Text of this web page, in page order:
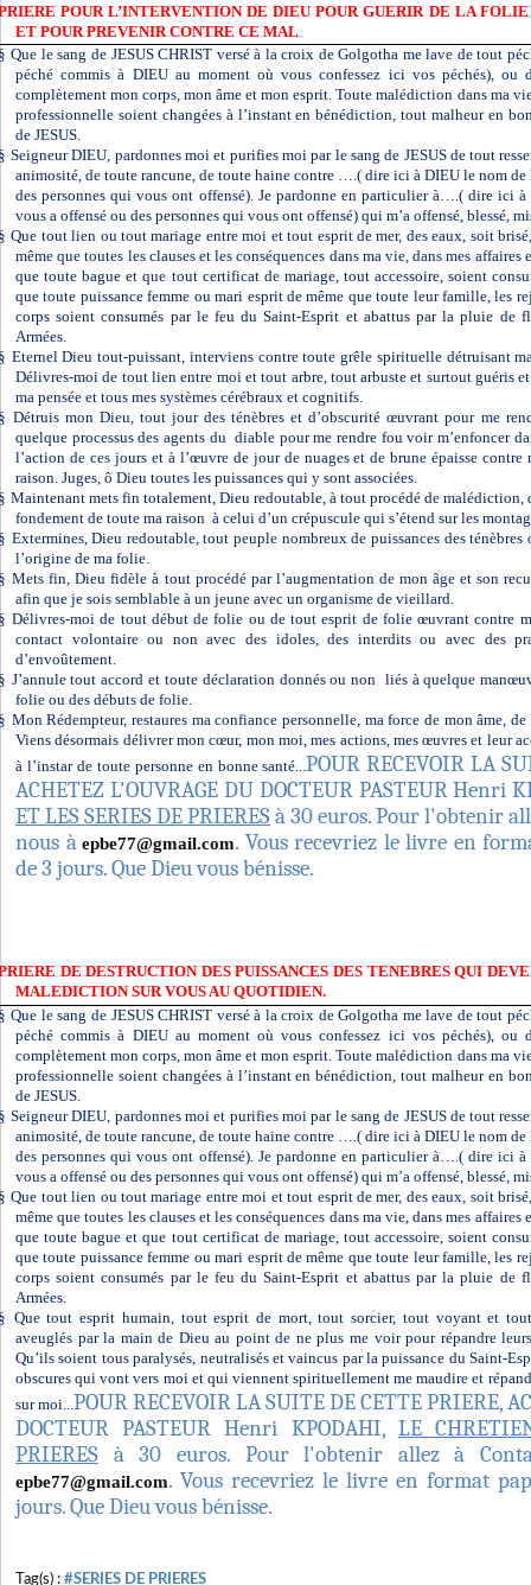
POUR L’INTERVENTION DE DIEU POUR GUERIR DE LA
ET POUR PREVENIR CONTRE CE MAL
Que le sang de JESUS CHRIST versé à la croix de Golgotha me lave de tout
péché commis à DIEU au moment où vous confessez ici vos péchés),
complètement mon corps, mon âme et mon esprit. Toute malédiction dans ma
professionnelle soient changées à l’instant en bénédiction, tout malheur en
de JESUS.
Seigneur DIEU, pardonnes moi et purifies moi par le sang de JESUS de tout
animosité, de toute rancune, de toute haine contre ….( dire ici à DIEU le nom de
des personnes qui vous ont offensé). Je pardonne en particulier à….( dire ici
vous a offensé ou des personnes qui vous ont offensé) qui m’a offensé, blessé,
Que tout lien ou tout mariage entre moi et tout esprit de mer, des eaux, soit
même que toutes les clauses et les conséquences dans ma vie, dans mes
que toute bague et que tout certificat de mariage, tout accessoire, soient
que toute puissance femme ou mari esprit de même que toute leur famille, les
corps soient consumés par le feu du Saint-Esprit et abattus par la pluie de
Armées.
Eternel Dieu tout-puissant, interviens contre toute grêle spirituelle détruisant
Délivres-moi de tout lien entre moi et tout arbre, tout arbuste et surtout guéris
ma pensée et tous mes systèmes cérébraux et cognitifs.
Détruis mon Dieu, tout jour des ténèbres et d’obscurité œuvrant pour me
quelque processus des agents du diable pour me rendre fou voir m’enfoncer
l’action de ces jours et à l’œuvre de jour de nuages et de brune épaisse
raison. Juges, ô Dieu toutes les puissances qui y sont associées.
Maintenant mets fin totalement, Dieu redoutable, à tout procédé de malédiction,
fondement de toute ma raison à celui d’un crépuscule qui s’étend sur les
Extermines, Dieu redoutable, tout peuple nombreux de puissances des
l’origine de ma folie.
Mets fin, Dieu fidèle à tout procédé par l’augmentation de mon âge et son
afin que je sois semblable à un jeune avec un organisme de vieillard.
Délivres-moi de tout début de folie ou de tout esprit de folie œuvrant contre
contact volontaire ou non avec des idoles, des interdits ou avec des
d’envoûtement.
J’annule tout accord et toute déclaration donnés ou non liés à quelque
folie ou des débuts de folie.
Mon Rédempteur, restaures ma confiance personnelle, ma force de mon âme,
Viens désormais délivrer mon cœur, mon moi, mes actions, mes œuvres et leur
à l’instar de toute personne en bonne santé...POUR RECEVOIR LA
ACHETEZ L'OUVRAGE DU DOCTEUR PASTEUR Henri
ET LES SERIES DE PRIERESà 30 euros. Pour l'obtenir
nous à epbe77@gmail.com. Vous recevriez le livre en
de 3 jours. Que Dieu vous bénisse.
DE DESTRUCTION DES PUISSANCES DES TENEBRES QUI
MALEDICTION SUR VOUS AU QUOTIDIEN.
Que le sang de JESUS CHRIST versé à la croix de Golgotha me lave de tout
péché commis à DIEU au moment où vous confessez ici vos péchés),
complètement mon corps, mon âme et mon esprit. Toute malédiction dans ma
professionnelle soient changées à l’instant en bénédiction, tout malheur en
de JESUS.
Seigneur DIEU, pardonnes moi et purifies moi par le sang de JESUS de tout
animosité, de toute rancune, de toute haine contre ….( dire ici à DIEU le nom de
des personnes qui vous ont offensé). Je pardonne en particulier à….( dire ici
vous a offensé ou des personnes qui vous ont offensé) qui m’a offensé, blessé,
Que tout lien ou tout mariage entre moi et tout esprit de mer, des eaux, soit
même que toutes les clauses et les conséquences dans ma vie, dans mes
que toute bague et que tout certificat de mariage, tout accessoire, soient
que toute puissance femme ou mari esprit de même que toute leur famille, les
corps soient consumés par le feu du Saint-Esprit et abattus par la pluie de
Armées.
Que tout esprit humain, tout esprit de mort, tout sorcier, tout voyant et
aveuglés par la main de Dieu au point de ne plus me voir pour répandre
Qu’ils soient tous paralysés, neutralisés et vaincus par la puissance du Saint-
obscures qui vont vers moi et qui viennent spirituellement me maudire et
sur moi...POUR RECEVOIR LA SUITE DE CETTE PRIERE,
DOCTEUR PASTEUR Henri KPODAHI, LE
PRIERES à 30 euros. Pour l'obtenir allez à
epbe77@gmail.com. Vous recevriez le livre en format
jours. Que Dieu vous bénisse.
Tag(s) : #SERIES DE PRIERES